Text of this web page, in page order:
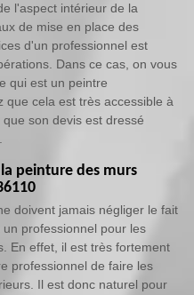
l'aspect intérieur de la
de mise en place des
d'un professionnel est
Dans ce cas, on vous
qui est un peintre
que cela est très accessible à
son devis est dressé
peinture des murs
doivent jamais négliger le fait
professionnel pour les
En effet, il est très fortement
professionnel de faire les
Il est donc naturel pour